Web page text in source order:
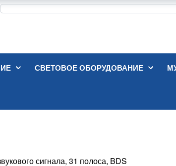
СВЕТОВОЕ ОБОРУДОВАНИЕ
сигнала, 31 полоса, BDS